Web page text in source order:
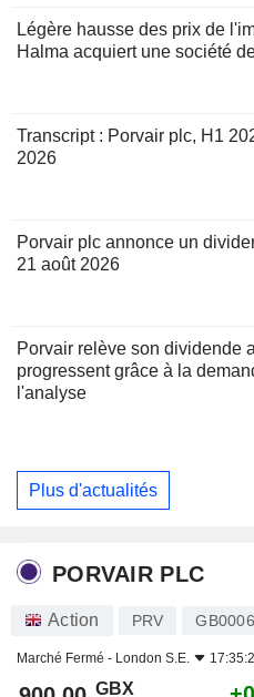
Légère hausse des prix de
Halma acquiert une société
Transcript : Porvair plc, H1
2026
Porvair plc annonce un
21 août 2026
Porvair relève son dividende
progressent grâce à la
l'analyse
Plus d'actualités
PORVAIR PLC
Action PRV
Marché Fermé - London S.E.
GBX